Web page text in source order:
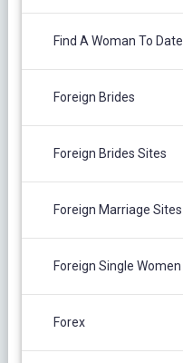
Find A Woman To Date
Foreign Brides
Foreign Brides Sites
Foreign Marriage Sites
Foreign Single Women
Forex